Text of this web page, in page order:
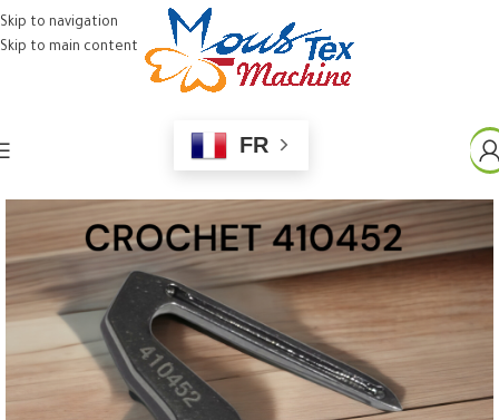
Skip to navigation
Skip to main content
FR